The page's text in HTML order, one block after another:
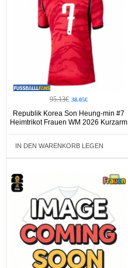
95.13€ 38.05€
Republik Korea Son Heung-min #7
Heimtrikot Frauen WM 2026 Kurzarm
IN DEN WARENKORB LEGEN